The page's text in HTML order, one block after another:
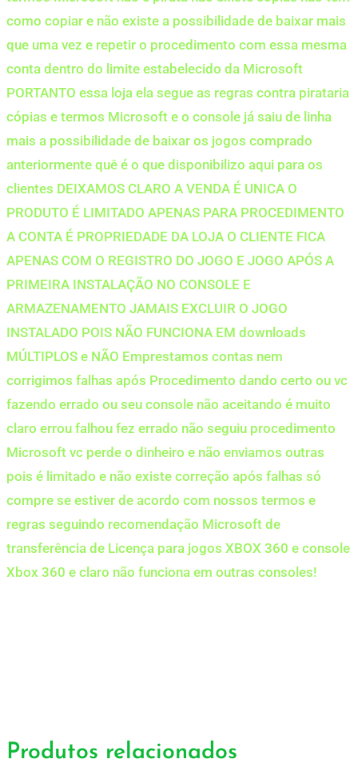
como copiar e não existe a possibilidade de baixar mais
que uma vez e repetir o procedimento com essa mesma
conta dentro do limite estabelecido da Microsoft
PORTANTO essa loja ela segue as regras contra pirataria
cópias e termos Microsoft e o console já saiu de linha
mais a possibilidade de baixar os jogos comprado
anteriormente quê é o que disponibilizo aqui para os
clientes DEIXAMOS CLARO A VENDA É UNICA O
PRODUTO É LIMITADO APENAS PARA PROCEDIMENTO
A CONTA É PROPRIEDADE DA LOJA O CLIENTE FICA
APENAS COM O REGISTRO DO JOGO E JOGO APÓS A
PRIMEIRA INSTALAÇÃO NO CONSOLE E
ARMAZENAMENTO JAMAIS EXCLUIR O JOGO
INSTALADO POIS NÃO FUNCIONA EM downloads
MÚLTIPLOS e NÃO Emprestamos contas nem
corrigimos falhas após Procedimento dando certo ou vc
fazendo errado ou seu console não aceitando é muito
claro errou falhou fez errado não seguiu procedimento
Microsoft vc perde o dinheiro e não enviamos outras
pois é limitado e não existe correção após falhas só
compre se estiver de acordo com nossos termos e
regras seguindo recomendação Microsoft de
transferência de Licença para jogos XBOX 360 e console
Xbox 360 e claro não funciona em outras consoles!
Produtos relacionados